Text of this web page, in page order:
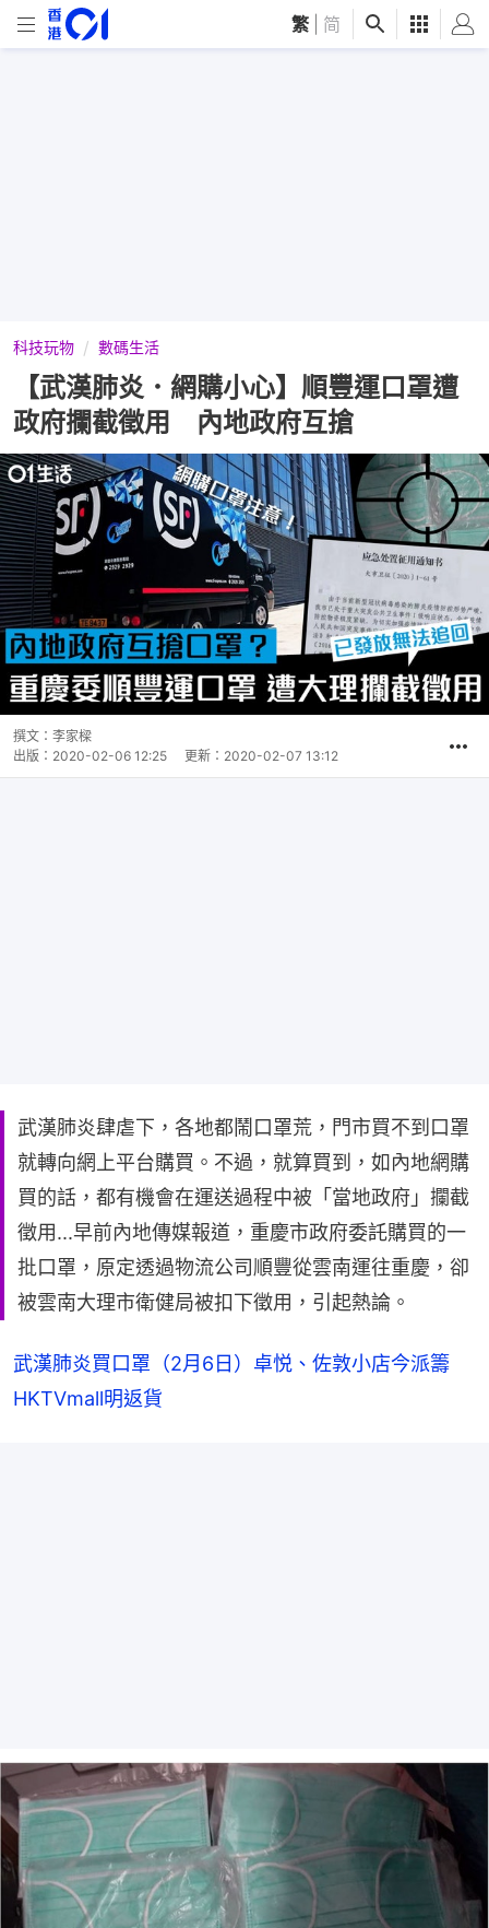
繁 简
科技玩物 數碼生活
【武漢肺炎．網購小心】順豐運口罩遭
政府攔截徵用 內地政府互搶
撰文： 李家樑
出版： 2020-02-06 12:25 更新： 2020-02-07 13:12
武漢肺炎肆虐下，各地都鬧口罩荒，門市買不到口罩
就轉向網上平台購買。不過，就算買到，如內地網購
買的話，都有機會在運送過程中被「當地政府」攔截
徵用...早前內地傳媒報道，重慶市政府委託購買的一
批口罩，原定透過物流公司順豐從雲南運往重慶，卻
被雲南大理市衛健局被扣下徵用，引起熱論。
武漢肺炎買口罩（2月6日）卓悦、佐敦小店今派籌
HKTVmall明返貨